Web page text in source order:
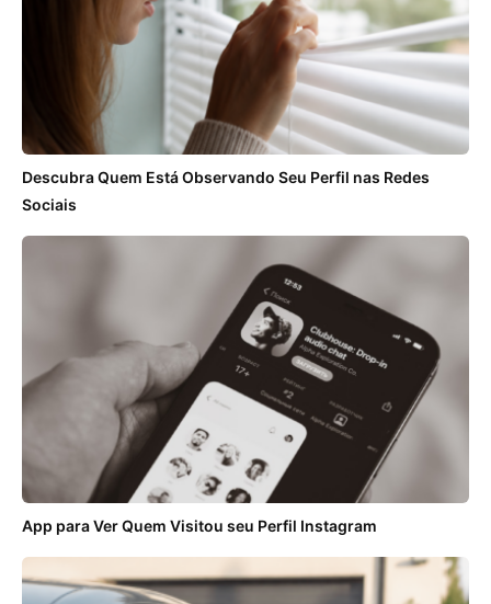
Descubra Quem Está Observando Seu Perfil nas Redes
Sociais
App para Ver Quem Visitou seu Perfil Instagram